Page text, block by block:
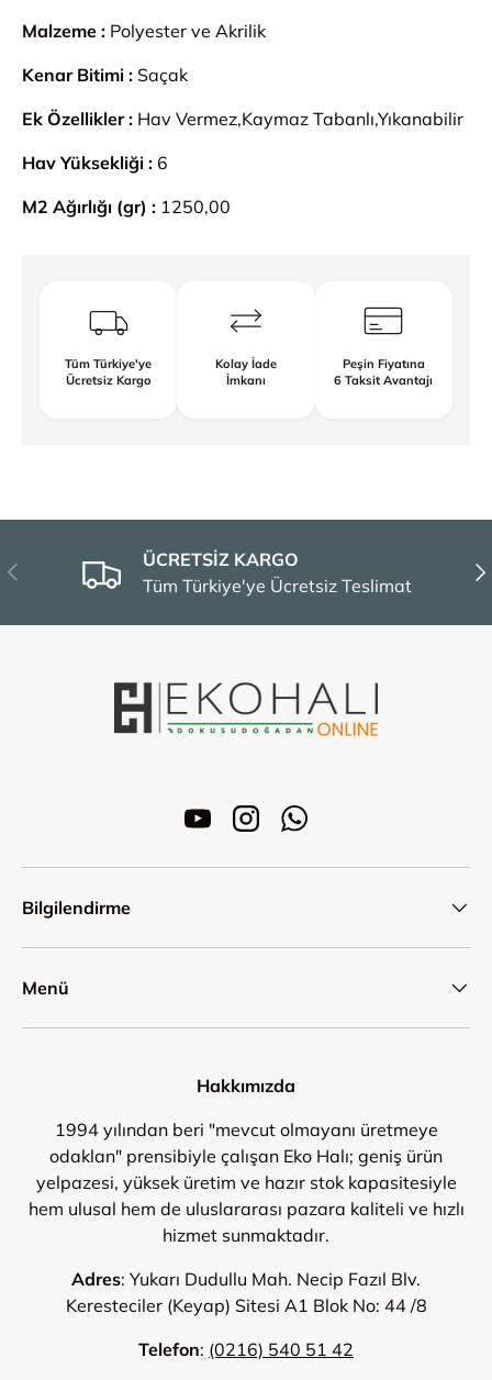
Malzeme : Polyester ve Akrilik
Kenar Bitimi : Saçak
Ek Özellikler : Hav Vermez,Kaymaz Tabanlı,Yıkanabilir
Hav Yüksekliği : 6
M2 Ağırlığı (gr) : 1250,00
Tüm Türkiye'ye
Ücretsiz Kargo
Kolay İade
İmkanı
Peşin Fiyatına
6 Taksit Avantajı
Önceki
ÜCRETSİZ KARGO
Tüm Türkiye'ye Ücretsiz Teslimat
YouTubeInstagramWhatsApp
Bilgilendirme
Menü
Hakkımızda
1994 yılından beri "mevcut olmayanı üretmeye
odaklan" prensibiyle çalışan Eko Halı; geniş ürün
yelpazesi, yüksek üretim ve hazır stok kapasitesiyle
hem ulusal hem de uluslararası pazara kaliteli ve hızlı
hizmet sunmaktadır.
Adres: Yukarı Dudullu Mah. Necip Fazıl Blv.
Keresteciler (Keyap) Sitesi A1 Blok No: 44 /8
Telefon: (0216) 540 51 42